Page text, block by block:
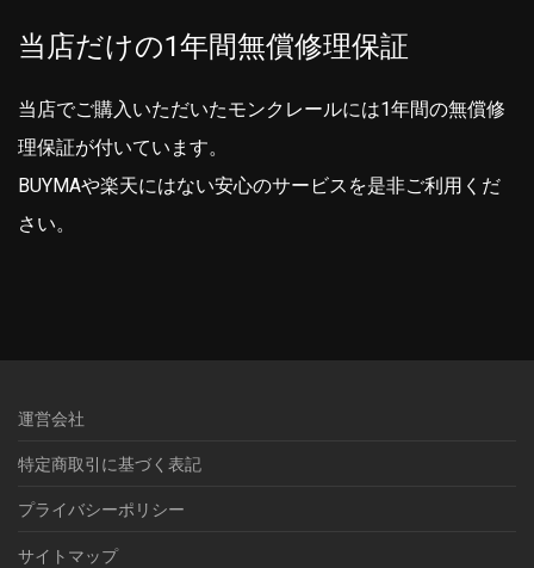
当店だけの1年間無償修理保証
当店でご購入いただいたモンクレールには1年間の無償修
理保証が付いています。
BUYMAや楽天にはない安心のサービスを是非ご利用くだ
さい。
運営会社
特定商取引に基づく表記
プライバシーポリシー
サイトマップ